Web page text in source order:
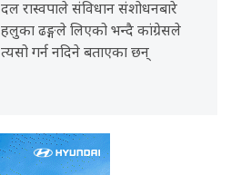
दल रास्वपाले संविधान संशोधनबारे
हलुका ढङ्गले लिएको भन्दै कांग्रेसले
त्यसो गर्न नदिने बताएका छन्